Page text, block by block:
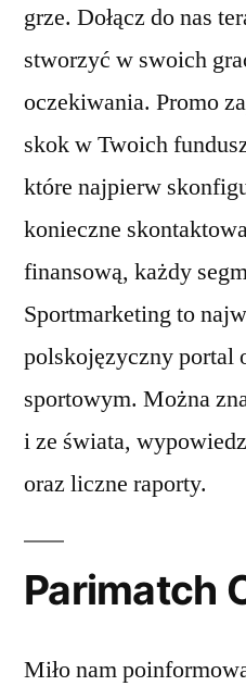
grze. Dołącz do nas
stworzyć w swoich
oczekiwania. Promo
skok w Twoich
które najpierw
konieczne
finansową, każdy
Sportmarketing to
polskojęzyczny portal
sportowym. Można
i ze świata,
oraz liczne raporty.
Parimatch
Miło nam